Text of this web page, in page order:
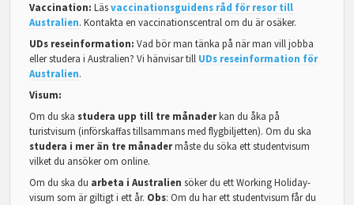
Vaccination: Läsvaccinationsguidens råd för resor till
Australien. Kontakta en vaccinationscentral om du är osäker.
UDs reseinformation: Vad bör man tänka på när man vill jobba
eller studera i Australien? Vi hänvisar till UDs reseinformation för
Australien.
Visum:
Om du ska studera upp till tre månaderkan du åka på
turistvisum (införskaffas tillsammans med flygbiljetten). Om du ska
studera i mer än tre månadermåste du söka ett studentvisum
vilket du ansöker om online.
Om du ska du arbeta i Australien söker du ett Working Holiday-
visum som är giltigt i ett år. Obs: Om du har ett studentvisum får du